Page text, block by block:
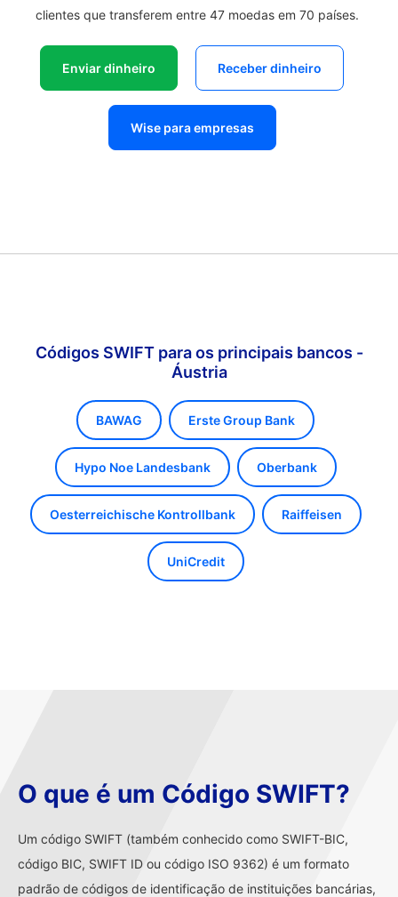
clientes que transferem entre 47 moedas em 70 países.
Enviar dinheiro Receber dinheiro
Wise para empresas
Códigos SWIFT para os principais bancos -
Áustria
BAWAG Erste Group Bank
Hypo Noe Landesbank Oberbank
Oesterreichische Kontrollbank Raiffeisen
UniCredit
O que é um Código SWIFT?
Um código SWIFT (também conhecido como SWIFT-BIC,
código BIC, SWIFT ID ou código ISO 9362) é um formato
padrão de códigos de identificação de instituições bancárias,